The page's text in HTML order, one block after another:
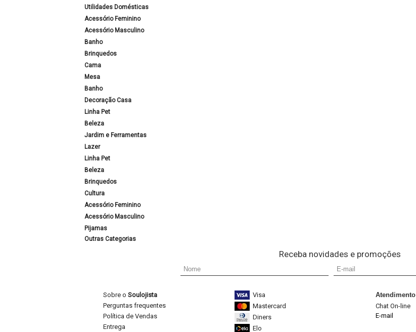
Utilidades Domésticas
Acessório Feminino
Acessório Masculino
Banho
Brinquedos
Cama
Mesa
Banho
Decoração Casa
Linha Pet
Beleza
Jardim e Ferramentas
Lazer
Linha Pet
Beleza
Brinquedos
Cultura
Acessório Feminino
Acessório Masculino
Pijamas
Outras Categorias
Receba novidades e promoções
Sobre o Soulojista
Perguntas frequentes
Política de Vendas
Entrega
Visa
Mastercard
Diners
Elo
Atendimento
Chat On-line
E-mail